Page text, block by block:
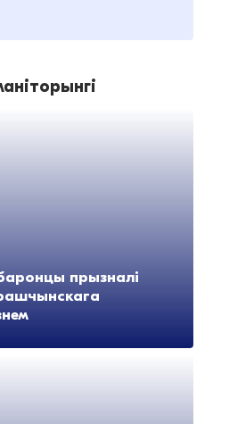
прызналі